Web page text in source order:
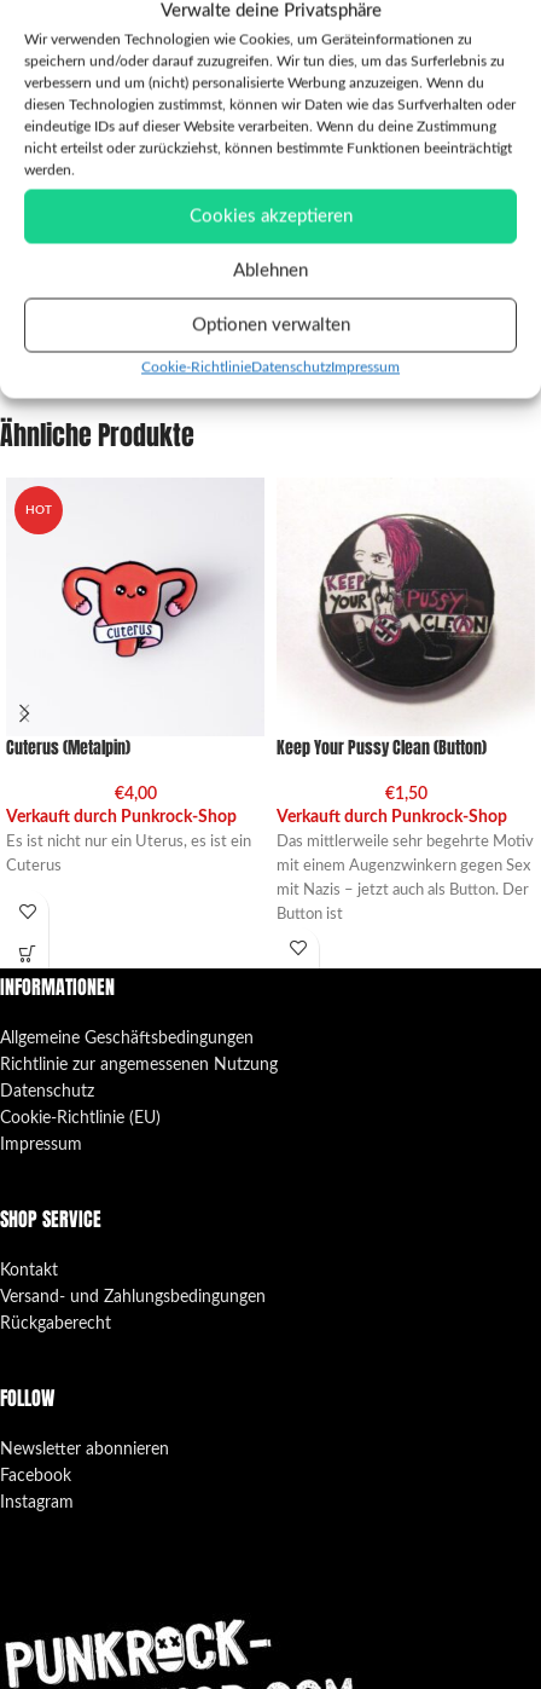
Verwalte deine Privatsphäre
Wir verwenden Technologien wie Cookies, um Geräteinformationen zu
speichern und/oder darauf zuzugreifen. Wir tun dies, um das Surferlebnis zu
verbessern und um (nicht) personalisierte Werbung anzuzeigen. Wenn du
diesen Technologien zustimmst, können wir Daten wie das Surfverhalten oder
eindeutige IDs auf dieser Website verarbeiten. Wenn du deine Zustimmung
nicht erteilst oder zurückziehst, können bestimmte Funktionen beeinträchtigt
werden.
Cookies akzeptieren
Ablehnen
Optionen verwalten
Cookie-RichtlinieDatenschutzImpressum
Mit seinem frechen Design und der punkigen Attitüde ist dieser Emaille-
Pin das perfekte Accessoire für alle, die Sarkasmus lieben und sich nicht
davor scheuen, ein kleines Statement zu setzen. Ideal für deine
Jeansjacke, Lederjacke, Tasche oder deinen Rucksack – subtil ist anders.
Also… sei nett. Oder auch nicht. Aber beschwer dich nicht, wenn der
Boomerang zurückkommt!
Reviews (0)
Ähnliche Produkte
HOT
Cuterus (Metalpin)
€4,00
Verkauft durch Punkrock-Shop
Es ist nicht nur ein Uterus, es ist ein
Cuterus
Keep Your Pussy Clean (Button)
€1,50
Verkauft durch Punkrock-Shop
Das mittlerweile sehr begehrte Motiv
mit einem Augenzwinkern gegen Sex
mit Nazis – jetzt auch als Button. Der
Button ist
INFORMATIONEN
Allgemeine Geschäftsbedingungen
Richtlinie zur angemessenen Nutzung
Datenschutz
Cookie-Richtlinie (EU)
Impressum
SHOP SERVICE
Kontakt
Versand- und Zahlungsbedingungen
Rückgaberecht
FOLLOW
Newsletter abonnieren
Facebook
Instagram